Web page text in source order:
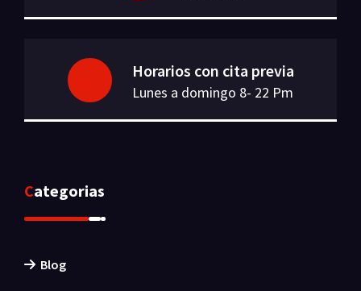
Horarios con cita previa
Lunes a domingo 8- 22 Pm
Categorias
Blog